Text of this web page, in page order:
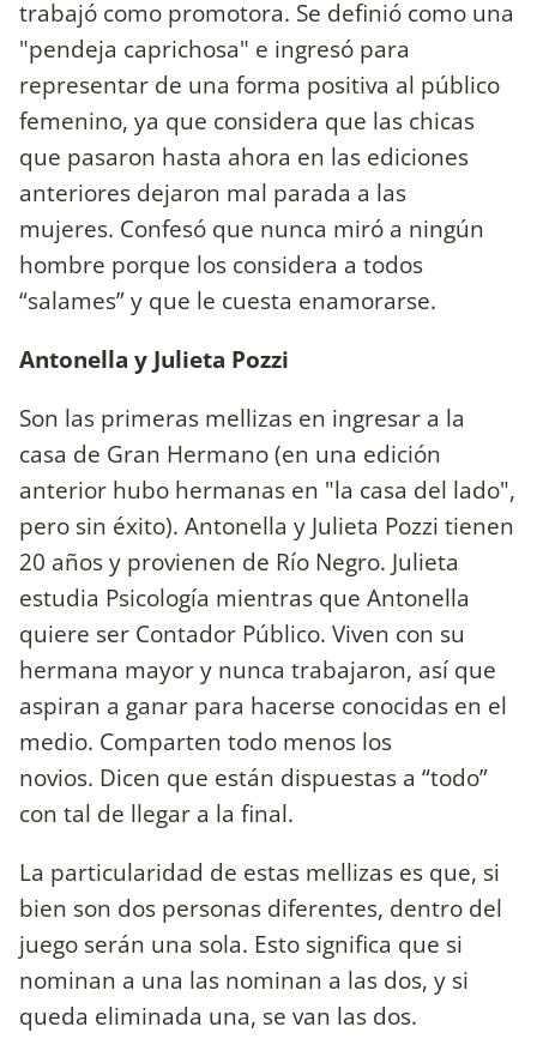
trabajó como promotora. Se definió como una
"pendeja caprichosa" e ingresó para
representar de una forma positiva al público
femenino, ya que considera que las chicas
que pasaron hasta ahora en las ediciones
anteriores dejaron mal parada a las
mujeres. Confesó que nunca miró a ningún
hombre porque los considera a todos
“salames” y que le cuesta enamorarse.
Antonella y Julieta Pozzi
Son las primeras mellizas en ingresar a la
casa de Gran Hermano (en una edición
anterior hubo hermanas en "la casa del lado",
pero sin éxito). Antonella y Julieta Pozzi tienen
20 años y provienen de Río Negro. Julieta
estudia Psicología mientras que Antonella
quiere ser Contador Público. Viven con su
hermana mayor y nunca trabajaron, así que
aspiran a ganar para hacerse conocidas en el
medio. Comparten todo menos los
novios. Dicen que están dispuestas a “todo”
con tal de llegar a la final.
La particularidad de estas mellizas es que, si
bien son dos personas diferentes, dentro del
juego serán una sola. Esto significa que si
nominan a una las nominan a las dos, y si
queda eliminada una, se van las dos.